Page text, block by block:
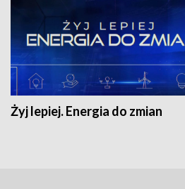
Żyj lepiej. Energia do zmian